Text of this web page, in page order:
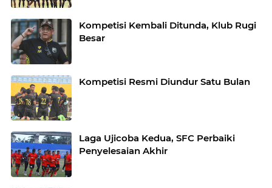
Kompetisi Kembali Ditunda, Klub Rugi
Besar
Kompetisi Resmi Diundur Satu Bulan
Laga Ujicoba Kedua, SFC Perbaiki
Penyelesaian Akhir